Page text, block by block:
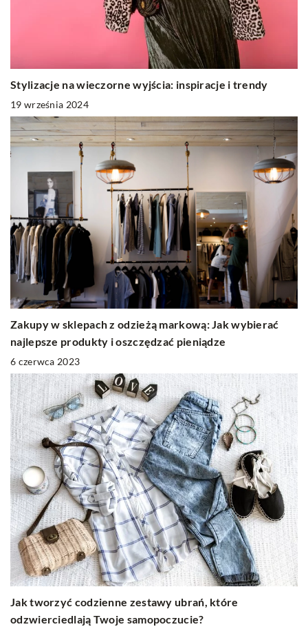
Stylizacje na wieczorne wyjścia: inspiracje i trendy
19 września 2024
Zakupy w sklepach z odzieżą markową: Jak wybierać
najlepsze produkty i oszczędzać pieniądze
6 czerwca 2023
Jak tworzyć codzienne zestawy ubrań, które
odzwierciedlają Twoje samopoczucie?